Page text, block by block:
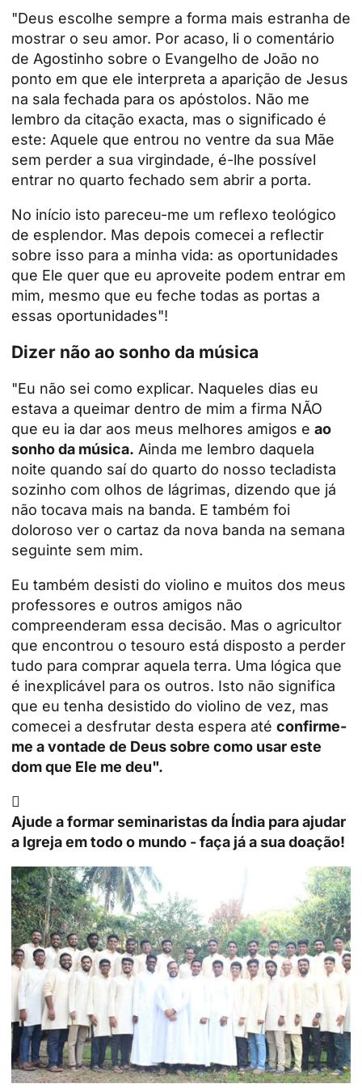
"Deus escolhe sempre a forma mais estranha de
mostrar o seu amor. Por acaso, li o comentário
de Agostinho sobre o Evangelho de João no
ponto em que ele interpreta a aparição de Jesus
na sala fechada para os apóstolos. Não me
lembro da citação exacta, mas o significado é
este: Aquele que entrou no ventre da sua Mãe
sem perder a sua virgindade, é-lhe possível
entrar no quarto fechado sem abrir a porta.
No início isto pareceu-me um reflexo teológico
de esplendor. Mas depois comecei a reflectir
sobre isso para a minha vida: as oportunidades
que Ele quer que eu aproveite podem entrar em
mim, mesmo que eu feche todas as portas a
essas oportunidades"!
Dizer não ao sonho da música
"Eu não sei como explicar. Naqueles dias eu
estava a queimar dentro de mim a firma NÃO
que eu ia dar aos meus melhores amigos e ao
sonho da música. Ainda me lembro daquela
noite quando saí do quarto do nosso tecladista
sozinho com olhos de lágrimas, dizendo que já
não tocava mais na banda. E também foi
doloroso ver o cartaz da nova banda na semana
seguinte sem mim.
Eu também desisti do violino e muitos dos meus
professores e outros amigos não
compreenderam essa decisão. Mas o agricultor
que encontrou o tesouro está disposto a perder
tudo para comprar aquela terra. Uma lógica que
é inexplicável para os outros. Isto não significa
que eu tenha desistido do violino de vez, mas
comecei a desfrutar desta espera até confirme-
me a vontade de Deus sobre como usar este
dom que Ele me deu".

Ajude a formar seminaristas da Índia para ajudar
a Igreja em todo o mundo - faça já a sua doação!